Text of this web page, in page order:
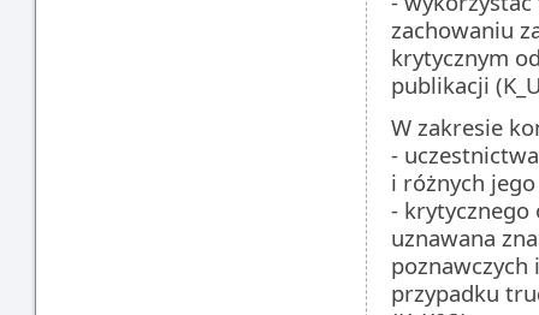
zachowaniu
krytycznym
publikacji
W zakresie
-
i różnych
- krytycznego
uznawana
przypadku